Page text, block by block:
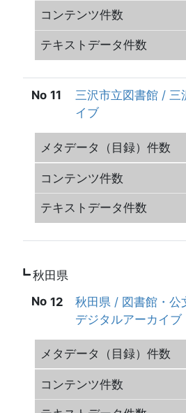
三沢市立図書館 / 三
イブ
11
秋田県
秋田県 / 図書館・公
デジタルアーカイブ
12